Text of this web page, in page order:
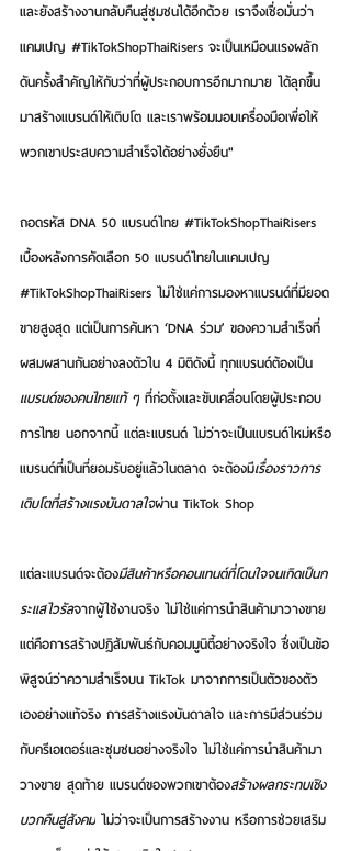
และยังสร้างงานกลับคืนสู่ชุมชนได้อีกด้วย เราจึงเชื่อมั่นว่า
แคมเปญ #TikTokShopThaiRisers จะเป็นเหมือนแรงผลัก
ดันครั้งสำคัญให้กับว่าที่ผู้ประกอบการอีกมากมาย ได้ลุกขึ้น
มาสร้างแบรนด์ให้เติบโต และเราพร้อมมอบเครื่องมือเพื่อให้
พวกเขาประสบความสำเร็จได้อย่างยั่งยืน"
ถอดรหัส DNA 50 แบรนด์ไทย #TikTokShopThaiRisers
เบื้องหลังการคัดเลือก 50 แบรนด์ไทยในแคมเปญ
#TikTokShopThaiRisers ไม่ใช่แค่การมองหาแบรนด์ที่มียอด
ขายสูงสุด แต่เป็นการค้นหา ‘DNA ร่วม’ ของความสำเร็จที่
ผสมผสานกันอย่างลงตัวใน 4 มิติดังนี้ ทุกแบรนด์ต้องเป็น
แบรนด์ของคนไทยแท้ ๆ ที่ก่อตั้งและขับเคลื่อนโดยผู้ประกอบ
การไทย นอกจากนี้ แต่ละแบรนด์ ไม่ว่าจะเป็นแบรนด์ใหม่หรือ
แบรนด์ที่เป็นที่ยอมรับอยู่แล้วในตลาด จะต้องมีเรื่องราวการ
เติบโตที่สร้างแรงบันดาลใจผ่าน TikTok Shop
แต่ละแบรนด์จะต้องมีสินค้าหรือคอนเทนต์ที่โดนใจจนเกิดเป็นก
ระแสไวรัลจากผู้ใช้งานจริง ไม่ใช่แค่การนำสินค้ามาวางขาย
แต่คือการสร้างปฏิสัมพันธ์กับคอมมูนิตี้อย่างจริงใจ ซึ่งเป็นข้อ
พิสูจน์ว่าความสำเร็จบน TikTok มาจากการเป็นตัวของตัว
เองอย่างแท้จริง การสร้างแรงบันดาลใจ และการมีส่วนร่วม
กับครีเอเตอร์และชุมชนอย่างจริงใจ ไม่ใช่แค่การนำสินค้ามา
วางขาย สุดท้าย แบรนด์ของพวกเขาต้องสร้างผลกระทบเชิง
บวกคืนสู่สังคม ไม่ว่าจะเป็นการสร้างงาน หรือการช่วยเสริม